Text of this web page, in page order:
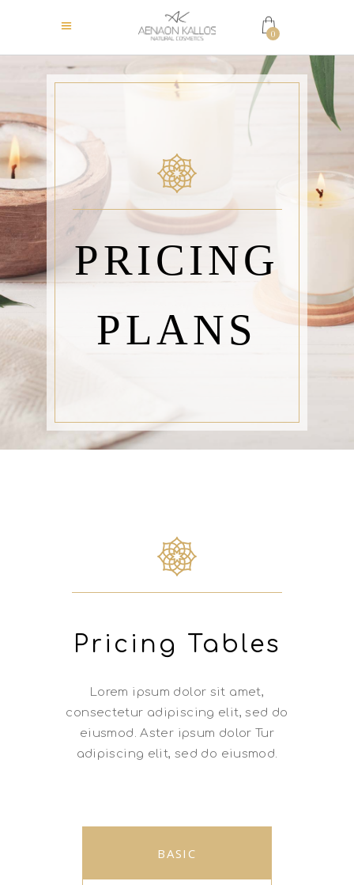
0
PRICING
PLANS
Pricing Tables
Lorem ipsum dolor sit amet,
consectetur adipiscing elit, sed do
eiusmod. Aster ipsum dolor Tur
adipiscing elit, sed do eiusmod.
BASIC